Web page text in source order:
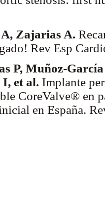
Zajarias A.
Rev Esp
P, Muñoz-
et al. Implante
CoreValve® en
en España.